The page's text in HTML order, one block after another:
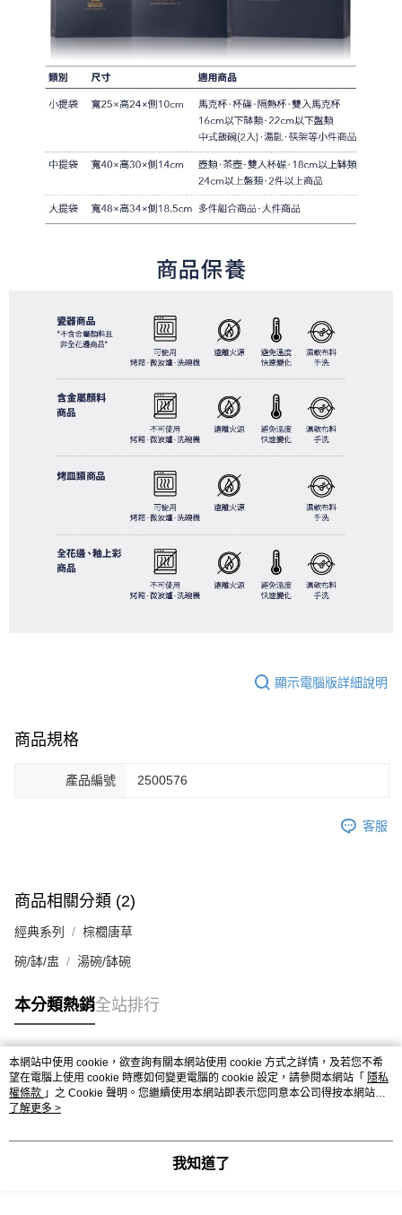
顯示電腦版詳細說明
商品規格
產品編號 2500576
客服
商品相關分類 (2)
經典系列 棕櫚唐草
碗/缽/盅 湯碗/缽碗
本分類熱銷全站排行
熱門標籤
本網站中使用 cookie，欲查詢有關本網站使用 cookie 方式之詳情，及若您不希
望在電腦上使用 cookie 時應如何變更電腦的 cookie 設定，請參閱本網站「 隱私
權條款 」之 Cookie 聲明。您繼續使用本網站即表示您同意本公司得按本網站使
用條款之 Cookie 聲明使用 cookie。
了解更多 >
我知道了